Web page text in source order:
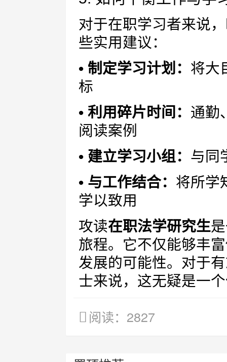
对于在职学习者来说
些实用建议：
• 制定学习计划： 将大
标
• 利用碎片时间： 通勤
阅读案例
• 建立学习小组： 与同
• 与工作结合： 将所学
学以致用
攻读在职法学研究生
旅程。它不仅能够丰
发展的可能性。对于
士来说，这无疑是一
阅读：2827